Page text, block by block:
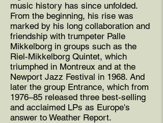
music history has since unfolded.
From the beginning, his rise was
marked by his long collaboration and
friendship with trumpeter Palle
Mikkelborg in groups such as the
Riel-Mikkelborg Quintet, which
triumphed in Montreux and at the
Newport Jazz Festival in 1968. And
later the group Entrance, which from
1976–85 released three best-selling
and acclaimed LPs as Europe's
answer to Weather Report.